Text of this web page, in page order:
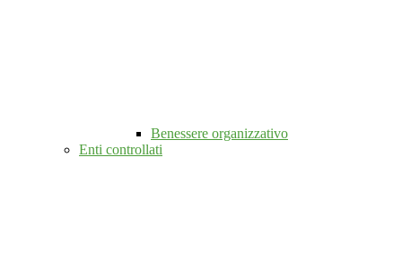
Benessere organizzativo
Enti controllati